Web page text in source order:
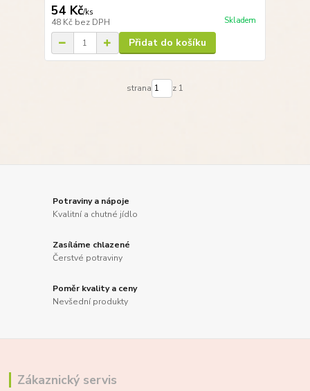
54 Kč/ks
48 Kč bez DPH Skladem
Přidat do košíku
strana z 1
Potraviny a nápoje
Kvalitní a chutné jídlo
Zasíláme chlazené
Čerstvé potraviny
Poměr kvality a ceny
Nevšední produkty
Zákaznický servis